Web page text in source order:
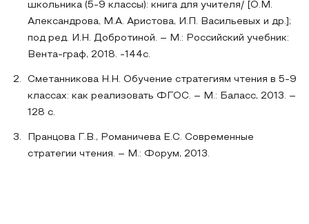
школьника (5-9 классы): книга для учителя/ [О.М.
Александрова, М.А. Аристова, И.П. Васильевых и др.];
под ред. И.Н. Добротиной. – М.: Российский учебник:
Вента-граф, 2018. -144с.
Сметанникова Н.Н. Обучение стратегиям чтения в 5-9
классах: как реализовать ФГОС. – М.: Баласс, 2013. –
128 с.
Пранцова Г.В., Романичева Е.С. Современные
стратегии чтения. – М.: Форум, 2013.